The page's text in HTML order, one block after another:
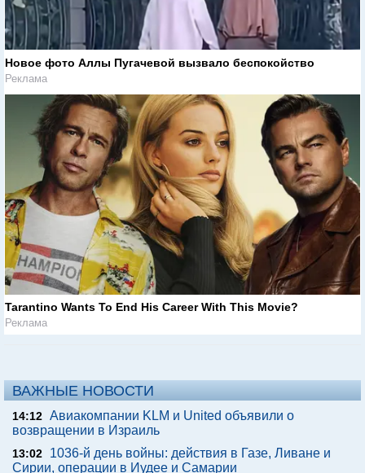
Новое фото Аллы Пугачевой вызвало беспокойство
Реклама
Tarantino Wants To End His Career With This Movie?
Реклама
ВАЖНЫЕ НОВОСТИ
14:12 Авиакомпании KLM и United объявили о
возвращении в Израиль
13:02
1036-й день войны: действия в Газе, Ливане и
Сирии, операции в Иудее и Самарии